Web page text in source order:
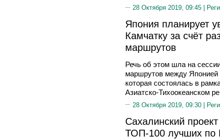
28 Октября 2019, 09:45 |
Япония планирует
Камчатку за счёт
маршрутов
Речь об этом шла на
маршрутов между Японией
которая состоялась в
Азиатско-Тихоокеанском
28 Октября 2019, 09:30 |
Сахалинский
ТОП-100 лучших по